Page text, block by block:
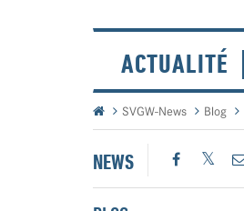
ACTUALITÉ
SVGW-News Blog
NEWS